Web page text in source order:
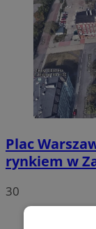
Plac
rynkiem w
30